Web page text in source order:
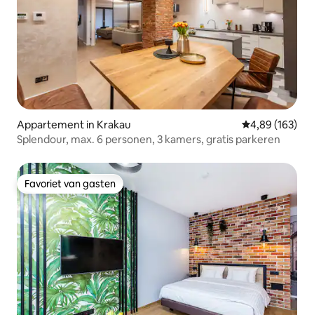
Appartement in Krakau Gemiddelde
4,89 (163)
Splendour, max. 6 personen, 3 kamers, gratis parkeren
Favoriet van gasten
Favoriet van gasten